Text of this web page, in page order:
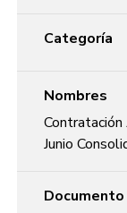
Categoría
Nombres
Contratación
Junio
Documento